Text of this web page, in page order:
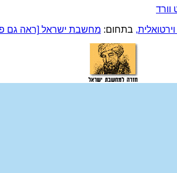
בתחום: מחשבת ישראל [ראה גם